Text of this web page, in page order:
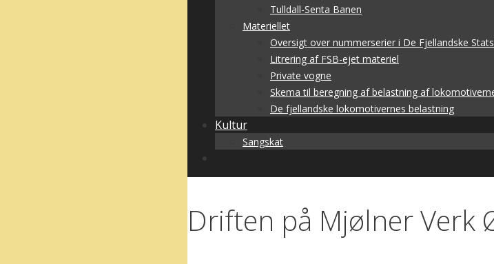
Tulldall-Senta Banen
Materiellet
Oversigt over nummerserier i De Fjellandske
Litrering af FSB-ejet materiel
Private vogne
Skema til beregning af belastning af
De fjellandske lokomotivernes belastning
Kultur
Sangskat
Driften på Mjølner Verk